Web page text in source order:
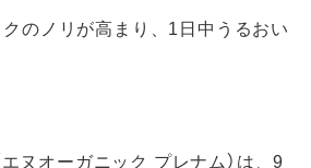
のノリが高まり、1日中うるおい
ヌオーガニック プレナム）は、9